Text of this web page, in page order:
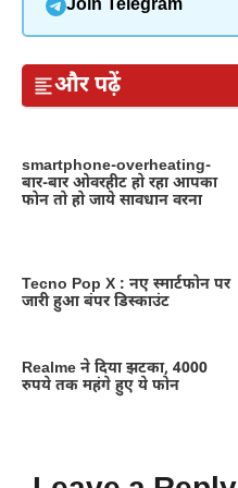
Join Telegram
और पढ़ें
smartphone-overheating-
बार-बार ओवरहीट हो रहा आपका
फोन तो हो जाये सावधान वरना
Tecno Pop X : नए स्मार्टफोन पर
जारी हुआ बंपर डिस्काउंट
Realme ने दिया झटका, 4000
रुपये तक महंगे हुए ये फोन